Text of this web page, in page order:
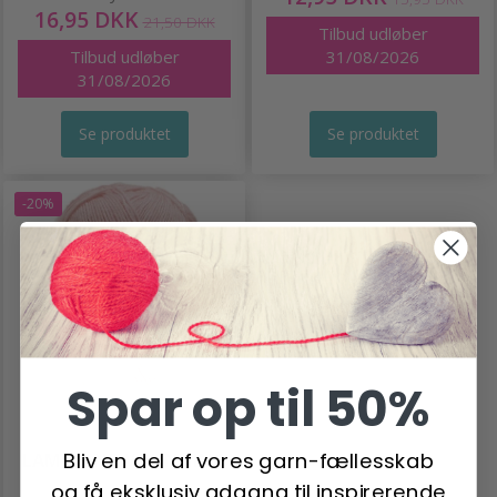
16,95 DKK 21,50 DKK
Tilbud udløber
31/08/2026
Se produktet
Tilbud udløber
31/08/2026
Se produktet
-20%
LAMMY NEW RUNNING
Spar op til 50%
Bliv en del af vores garn-fællesskab
og få eksklusiv adgang til inspirerende